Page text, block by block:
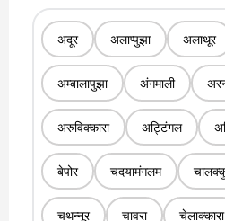
अदूर अलाप्पुझा अलाथूर
अम्बालापुझा अंगमाली
अरुविक्कारा अट्टिंगल
बेपोर चदयामंगलम
चथन्नूर चावरा चेलाक्कारा